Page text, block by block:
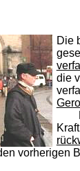
Die
die
vorherigen